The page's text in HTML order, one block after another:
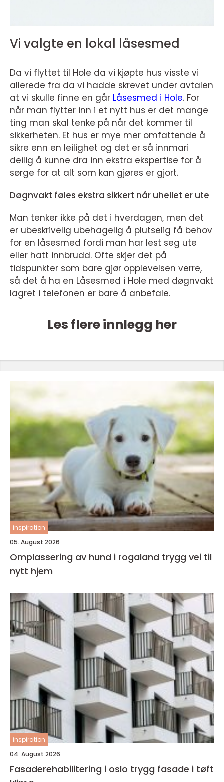
Vi valgte en lokal låsesmed
Da vi flyttet til Hole da vi kjøpte hus visste vi
allerede fra da vi hadde skrevet under avtalen
at vi skulle finne en går Låsesmed i Hole. For
når man flytter inn i et nytt hus er det mange
ting man skal tenke på når det kommer til
sikkerheten. Et hus er mye mer omfattende å
sikre enn en leilighet og det er så innmari
deilig å kunne dra inn ekstra ekspertise for å
sørge for at alt som kan gjøres er gjort.
Døgnvakt føles ekstra sikkert når uhellet er ute
Man tenker ikke på det i hverdagen, men det
er ubeskrivelig ubehagelig å plutselig få behov
for en låsesmed fordi man har lest seg ute
eller hatt innbrudd. Ofte skjer det på
tidspunkter som bare gjør opplevelsen verre,
så det å ha en Låsesmed i Hole med døgnvakt
lagret i telefonen er bare å anbefale.
Les flere innlegg her
inspiration
05. August 2026
Omplassering av hund i rogaland trygg vei til
nytt hjem
inspiration
04. August 2026
Fasaderehabilitering i oslo trygg fasade i tøft